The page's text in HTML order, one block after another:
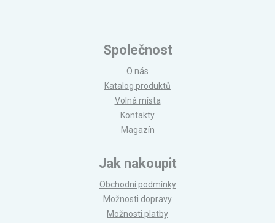
Společnost
O nás
Katalog produktů
Volná místa
Kontakty
Magazín
Jak nakoupit
Obchodní podmínky
Možnosti dopravy
Možnosti platby